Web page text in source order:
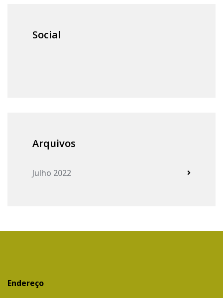
Social
Arquivos
Julho 2022
Endereço